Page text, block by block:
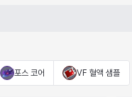
포스 코어 VF 혈액 샘플